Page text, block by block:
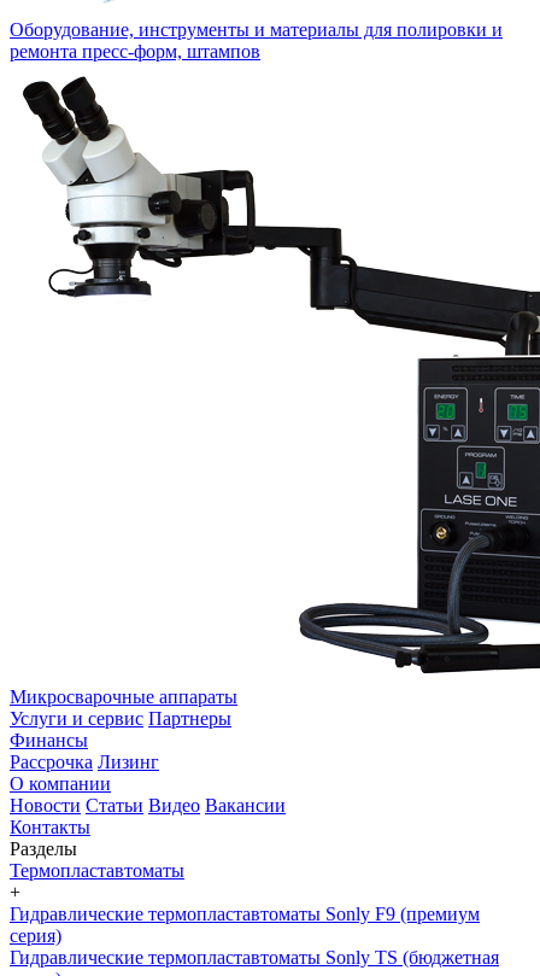
Оборудование, инструменты и материалы для полировки и
ремонта пресс-форм, штампов
Микросварочные аппараты
Услуги и сервис Партнеры
Финансы
Рассрочка Лизинг
О компании
Новости Статьи Видео Вакансии
Контакты
Разделы
Термопластавтоматы
+
Гидравлические термопластавтоматы Sonly F9 (премиум
серия)
Гидравлические термопластавтоматы Sonly TS (бюджетная